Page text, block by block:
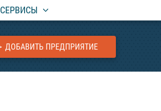
СЕРВИСЫ
ДОБАВИТЬ ПРЕДПРИЯТИЕ